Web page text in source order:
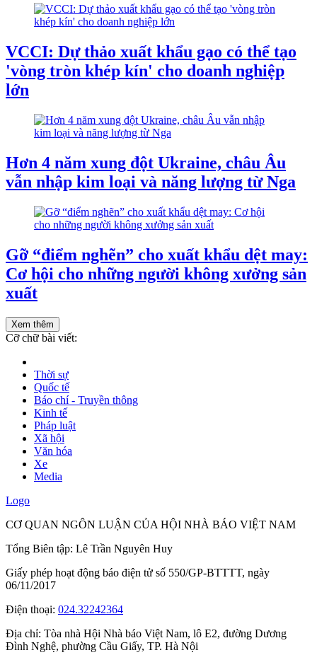
VCCI: Dự thảo xuất khẩu gạo có thể tạo
'vòng tròn khép kín' cho doanh nghiệp
lớn
Hơn 4 năm xung đột Ukraine, châu Âu
vẫn nhập kim loại và năng lượng từ Nga
Gỡ “điểm nghẽn” cho xuất khẩu dệt may:
Cơ hội cho những người không xưởng sản
xuất
Xem thêm
Cỡ chữ bài viết:
Thời sự
Quốc tế
Báo chí - Truyền thông
Kinh tế
Pháp luật
Xã hội
Văn hóa
Xe
Media
Logo
CƠ QUAN NGÔN LUẬN CỦA HỘI NHÀ BÁO VIỆT NAM
Tổng Biên tập: Lê Trần Nguyên Huy
Giấy phép hoạt động báo điện tử số 550/GP-BTTTT, ngày
06/11/2017
Điện thoại: 024.32242364
Địa chỉ: Tòa nhà Hội Nhà báo Việt Nam, lô E2, đường Dương
Đình Nghệ, phường Cầu Giấy, TP. Hà Nội